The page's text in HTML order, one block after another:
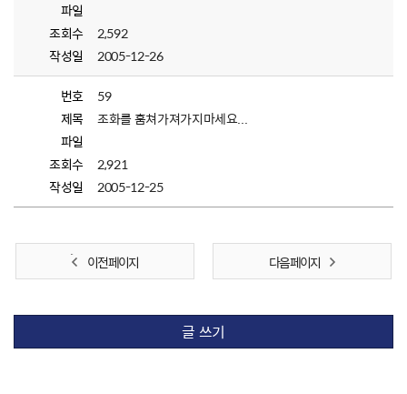
파일
조회수
2,592
작성일
2005-12-26
번호
59
제목
조화를 훔쳐가져가지마세요...
파일
조회수
2,921
작성일
2005-12-25
이전 페이지 다음 페이지
글 쓰기